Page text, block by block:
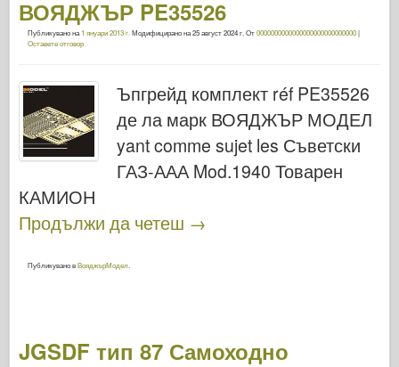
ВОЯДЖЪР PE35526
Публикувано на 1 януари 2013 г. Модифицирано на25 август 2024 г. От0000000000000000000000000000|
Оставете отговор
Ъпгрейд комплект réf PE35526
де ла марк ВОЯДЖЪР МОДЕЛ
yant comme sujet les Съветски
ГАЗ-ААА Mod.1940 Товарен
КАМИОН
Продължи да четеш →
Публикувано вВояджърМодел
JGSDF тип 87 Самоходно